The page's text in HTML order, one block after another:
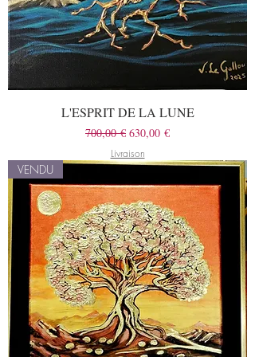
L'ESPRIT DE LA LUNE
Prix original
700,00 € Prix promotionnel
630,00 €
Livraison
VENDU